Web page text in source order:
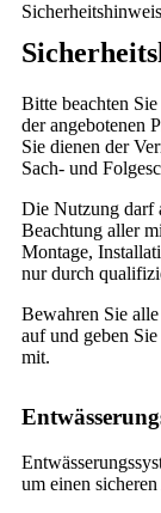
Bitte beachten
der angebotenen
Sie dienen der
Sach- und
Die Nutzung darf
Beachtung aller
Montage,
nur durch
Bewahren Sie
auf und geben
mit.
um einen